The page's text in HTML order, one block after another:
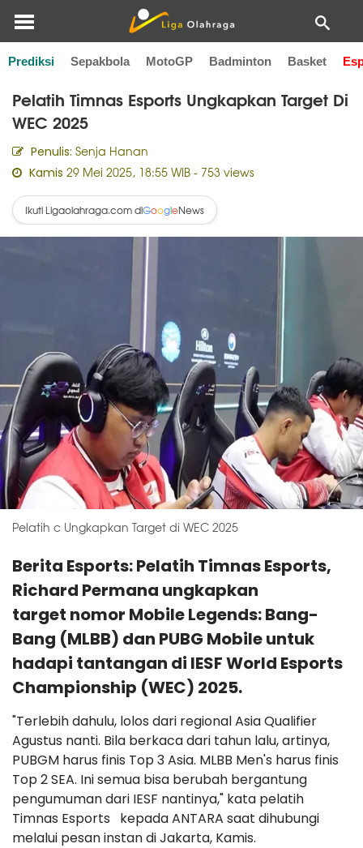
Prediksi Sepakbola MotoGP Badminton Basket
Home Esports
Pelatih Timnas Esports Ungkapkan Target Di
WEC 2025
Penulis: Senja Hanan
Kamis 29 Mei 2025, 18:55 WIB - 753 views
Ikuti Ligaolahraga.com diGoogleNews
Pelatih c Ungkapkan Target di WEC 2025
Berita Esports: Pelatih Timnas Esports,
Richard Permana ungkapkan
target nomor Mobile Legends: Bang-
Bang (MLBB) dan PUBG Mobile untuk
hadapi tantangan di IESF World Esports
Championship (WEC) 2025.
"Terlebih dahulu, lolos dari regional Asia Qualifier
Agustus nanti. Bila berkaca dari tahun lalu, artinya,
PUBGM harus finis Top 3 Asia. MLBB Men's harus finis
Top 2 SEA. Ini semua bisa berubah bergantung
pengumuman dari IESF nantinya," kata pelatih
Timnas Esports kepada ANTARA saat dihubungi
melalui pesan instan di Jakarta, Kamis.